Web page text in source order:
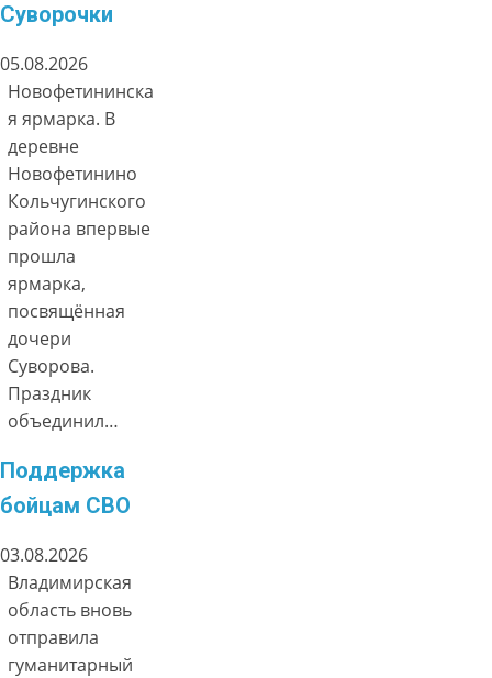
Суворочки
05.08.2026
Новофетининска
я ярмарка. В
деревне
Новофетинино
Кольчугинского
района впервые
прошла
ярмарка,
посвящённая
дочери
Суворова.
Праздник
объединил…
Поддержка
бойцам СВО
03.08.2026
Владимирская
область вновь
отправила
гуманитарный